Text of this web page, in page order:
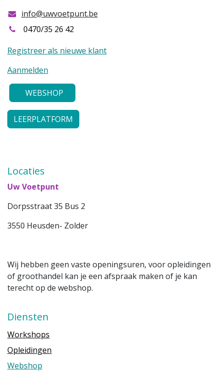
info@uwvoetpunt.be
0470/35 26 42
Registreer als nieuwe klant
Aanmelden
WEBSHOP
LEERPLATFORM
Locaties
Uw Voetpunt
Dorpsstraat 35 Bus 2
3550 Heusden- Zolder
Wij hebben geen vaste openingsuren, voor opleidingen
of groothandel kan je een afspraak maken of je kan
terecht op de webshop.
Diensten
Workshops
Opleidingen
Webshop